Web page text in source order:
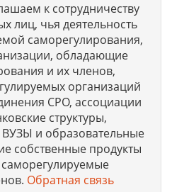
к сотрудничеству
лиц, чья деятельность
саморегулирования,
обладающие
и их членов,
организаций
СРО, ассоциации
структуры,
и образовательные
собственные продукты
Обратная связь